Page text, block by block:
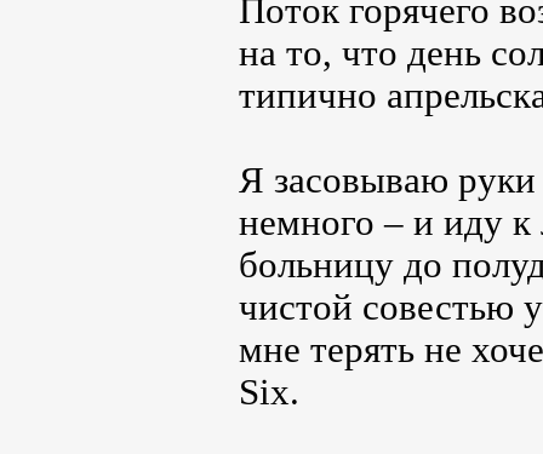
Поток горячего
на то, что день
типично
Я засовываю руки
немного – и иду к
больницу до
чистой совестью
мне терять не
Six.